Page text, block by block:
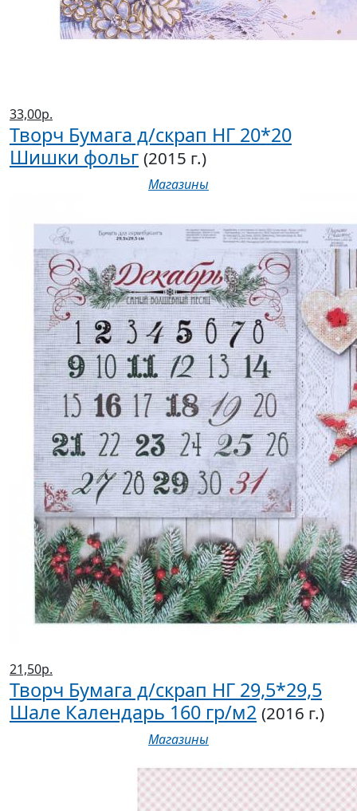
33,00р.
Творч Бумага д/скрап НГ 20*20
Шишки фольг (2015 г.)
Магазины
21,50р.
Творч Бумага д/скрап НГ 29,5*29,5
Шале Календарь 160 гр/м2 (2016 г.)
Магазины